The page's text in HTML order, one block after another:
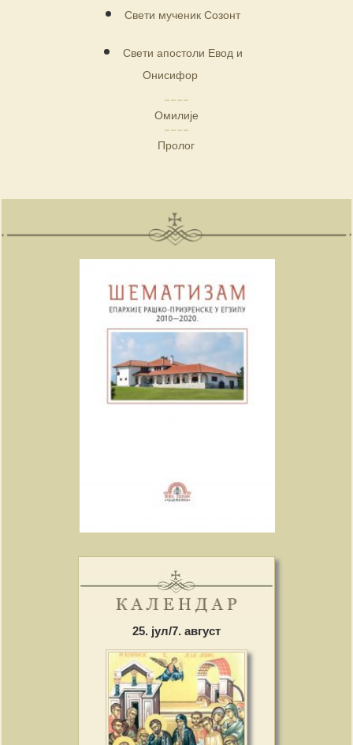
Свети мученик Созонт
Свети апостоли Евод и
Онисифор
Омилије
Пролог
25. јул/7. август